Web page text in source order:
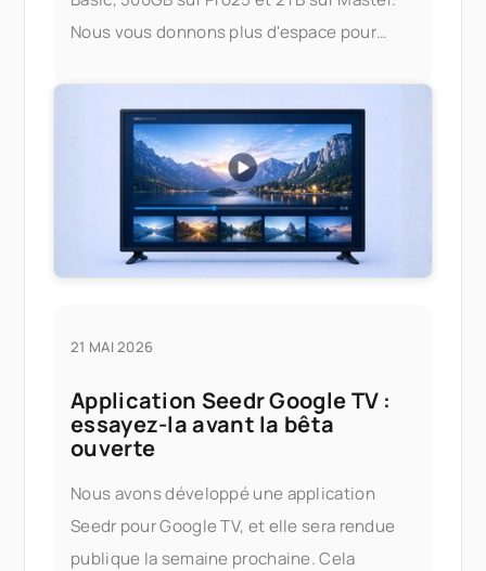
Nous vous donnons plus d'espace pour
changé Voici
21 MAI 2026
Application Seedr Google TV :
essayez-la avant la bêta
ouverte
Nous avons développé une application
Seedr pour Google TV, et elle sera rendue
publique la semaine prochaine. Cela